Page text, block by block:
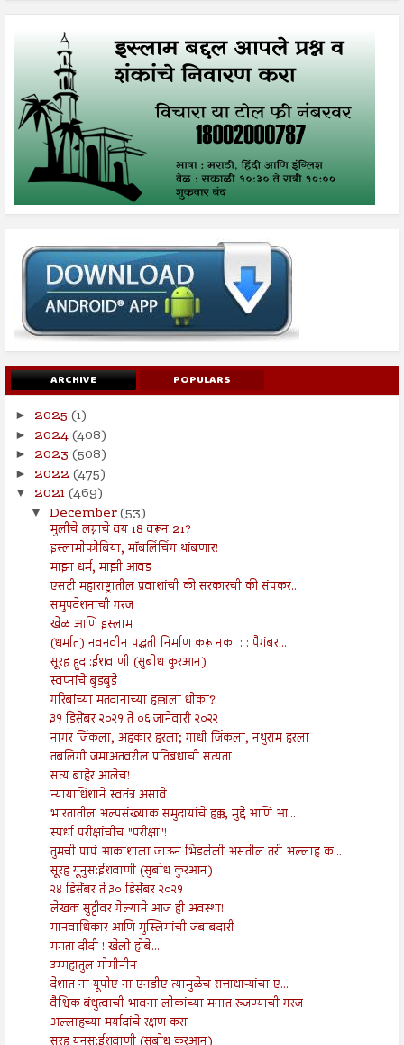
ARCHIVE POPULARS
► 2025 (1)
► 2024(408)
► 2023 (508)
► 2022 (475)
▼ 2021(469)
▼ December(53)
मुलीचे लग्नाचे वय 18 वरून 21?
इस्लामोफोबिया, मॉबलिंचिंग थांबणार!
माझा धर्म, माझी आवड
एसटी महाराष्ट्रातील प्रवाशांची की सरकारची की संपकर...
समुपदेशनाची गरज
खेळ आणि इस्लाम
(धर्मात) नवनवीन पद्धती निर्माण करू नका : : पैगंबर...
सूरह हूद :ईशवाणी (सुबोध कुरआन)
स्वप्नांचे बुडबुडे
गरिबांच्या मतदानाच्या हक्काला धोका?
३१ डिसेंबर २०२१ ते ०६ जानेवारी २०२२
नांगर जिंकला, अहंकार हरला; गांधी जिंकला, नथुराम हरला
तबलिगी जमाअतवरील प्रतिबंधांची सत्यता
सत्य बाहेर आलेच!
न्यायाधिशाने स्वतंत्र असावे
भारतातील अल्पसंख्याक समुदायांचे हक्क, मुद्दे आणि आ...
स्पर्धा परीक्षांचीच "परीक्षा"!
तुमची पापं आकाशाला जाऊन भिडलेली असतील तरी अल्लाह क...
सूरह यूनुस:ईशवाणी (सुबोध कुरआन)
२४ डिसेंबर ते ३० डिसेंबर २०२१
लेखक सुट्टीवर गेल्याने आज ही अवस्था!
मानवाधिकार आणि मुस्लिमांची जबाबदारी
ममता दीदी ! खेलो होबे...
उम्महातुल मोमीनीन
देशात ना यूपीए ना एनडीए त्यामुळेच सत्ताधाऱ्यांचा ए...
वैश्विक बंधुत्वाची भावना लोकांच्या मनात रुजण्याची गरज
अल्लाहच्या मर्यादांचे रक्षण करा